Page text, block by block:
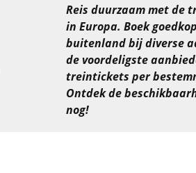
Reis duurzaam met de
in Europa. Boek
buitenland bij diverse
de voordeligste
treintickets per
Ontdek de
nog!